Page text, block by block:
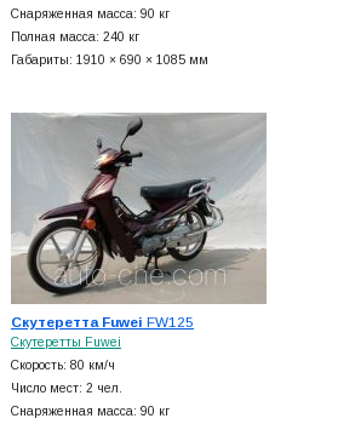
Снаряженная масса: 90 кг
Полная масса: 240 кг
Габариты: 1910 × 690 × 1085 мм
Скутеретта Fuwei FW125
Скутеретты Fuwei
Скорость: 80 км/ч
Число мест: 2 чел.
Снаряженная масса: 90 кг